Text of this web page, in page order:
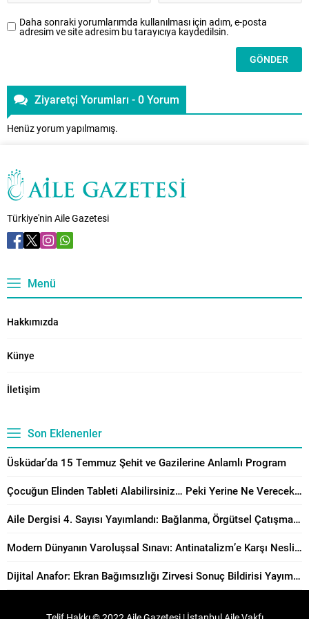
Daha sonraki yorumlarımda kullanılması için adım, e-posta
adresim ve site adresim bu tarayıcıya kaydedilsin.
Ziyaretçi Yorumları - 0 Yorum
Henüz yorum yapılmamış.
Türkiye'nin Aile Gazetesi
Menü
Hakkımızda
Künye
İletişim
Son Eklenenler
Üsküdar’da 15 Temmuz Şehit ve Gazilerine Anlamlı Program
Çocuğun Elinden Tableti Alabilirsiniz… Peki Yerine Ne Vereceksiniz?
Aile Dergisi 4. Sayısı Yayımlandı: Bağlanma, Örgütsel Çatışma Çözümü ve Manevi Danışmanlık Perspektiflerinden Aile Çalışmaları
Modern Dünyanın Varoluşsal Sınavı: Antinatalizm’e Karşı Neslin Muhafazasının Önemi
Dijital Anafor: Ekran Bağımsızlığı Zirvesi Sonuç Bildirisi Yayımlandı!